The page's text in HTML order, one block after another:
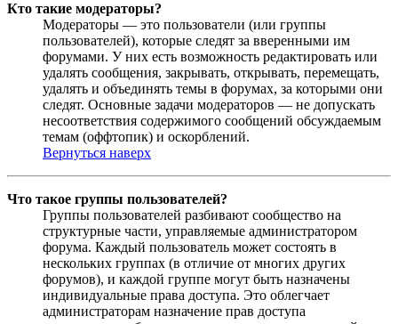
Кто такие модераторы?
Модераторы — это пользователи (или группы
пользователей), которые следят за вверенными им
форумами. У них есть возможность редактировать или
удалять сообщения, закрывать, открывать, перемещать,
удалять и объединять темы в форумах, за которыми они
следят. Основные задачи модераторов — не допускать
несоответствия содержимого сообщений обсуждаемым
темам (оффтопик) и оскорблений.
Вернуться наверх
Что такое группы пользователей?
Группы пользователей разбивают сообщество на
структурные части, управляемые администратором
форума. Каждый пользователь может состоять в
нескольких группах (в отличие от многих других
форумов), и каждой группе могут быть назначены
индивидуальные права доступа. Это облегчает
администраторам назначение прав доступа